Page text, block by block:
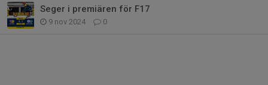
Seger i premiären för F17
9 nov 2024 0